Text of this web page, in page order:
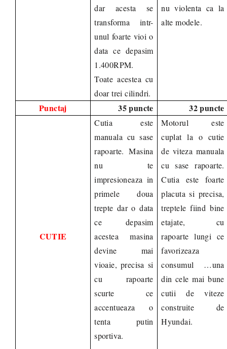
dar acesta se
transforma intr-
unul foarte vioi o
data ce depasim
1.400RPM.
Toate acestea cu
doar trei cilindri.
nu violenta ca la
alte modele.
Punctaj 35 puncte 32 puncte
CUTIE
Cutia este
manuala cu sase
rapoarte. Masina
nu te
impresioneaza in
primele doua
trepte dar o data
ce depasim
acestea masina
devine mai
vioaie, precisa si
cu rapoarte
scurte ce
accentueaza o
tenta putin
sportiva.
Motorul este
cuplat la o cutie
de viteza manuala
cu sase rapoarte.
Cutia este foarte
placuta si precisa,
treptele fiind bine
etajate, cu
rapoarte lungi ce
favorizeaza
consumul …una
din cele mai bune
cutii de viteze
construite de
Hyundai.